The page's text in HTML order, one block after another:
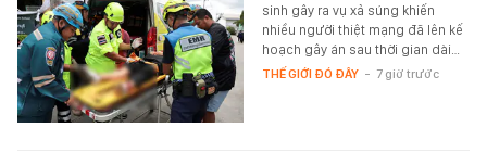
sinh gây ra vụ xả súng khiến
nhiều người thiệt mạng đã lên kế
hoạch gây án sau thời gian dài…
THẾ GIỚI ĐÓ ĐÂY - 7 giờ trước